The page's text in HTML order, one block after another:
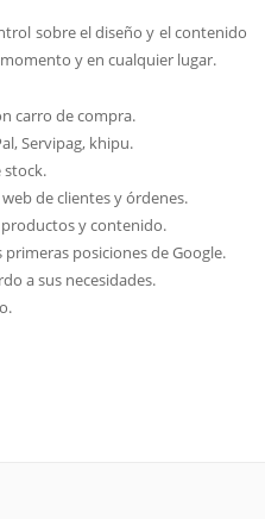
sobre el diseño y el contenido
y en cualquier lugar.
carro de compra.
Servipag, khipu.
stock.
de clientes y órdenes.
y contenido.
posiciones de Google.
a sus necesidades.